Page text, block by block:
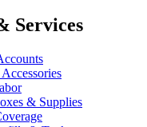
Services
& Supplies